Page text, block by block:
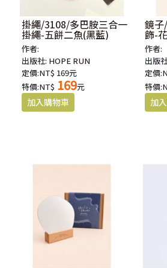
掛繩/3108/多巴胺三合一
掛繩-五餅二魚(黑藍)
作者:
出版社: HOPE RUN
定價:NT$ 169元
特價:NT$ 169元
鏡
飾-
作者:
出版
定價
特價